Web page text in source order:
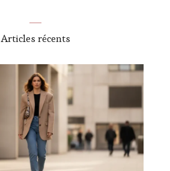
Articles récents